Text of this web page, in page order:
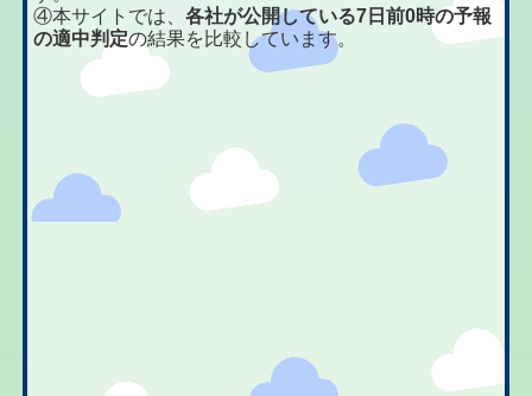
④本サイトでは、各社が公開している7日前0時の予報
の適中判定の結果を比較しています。